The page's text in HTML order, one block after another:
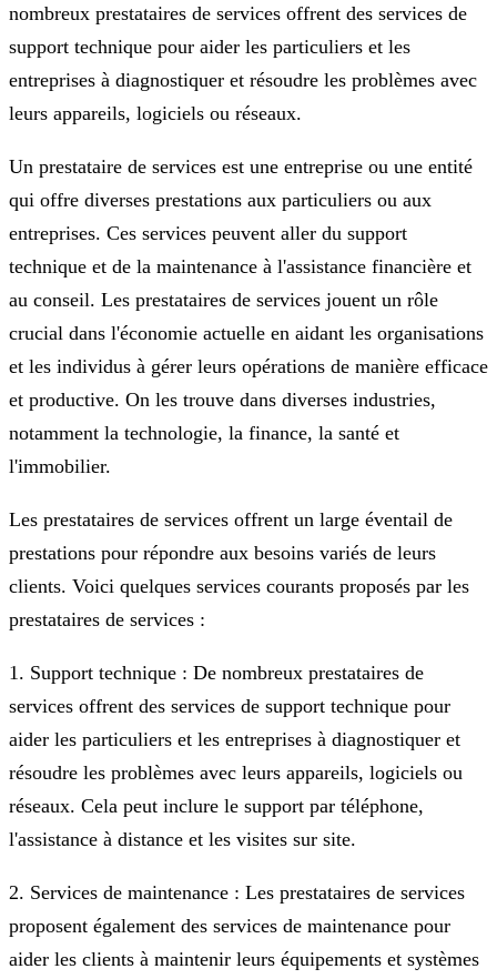
nombreux prestataires de services offrent des services de
support technique pour aider les particuliers et les
entreprises à diagnostiquer et résoudre les problèmes avec
leurs appareils, logiciels ou réseaux.
Un prestataire de services est une entreprise ou une entité
qui offre diverses prestations aux particuliers ou aux
entreprises. Ces services peuvent aller du support
technique et de la maintenance à l'assistance financière et
au conseil. Les prestataires de services jouent un rôle
crucial dans l'économie actuelle en aidant les organisations
et les individus à gérer leurs opérations de manière efficace
et productive. On les trouve dans diverses industries,
notamment la technologie, la finance, la santé et
l'immobilier.
Les prestataires de services offrent un large éventail de
prestations pour répondre aux besoins variés de leurs
clients. Voici quelques services courants proposés par les
prestataires de services :
1. Support technique : De nombreux prestataires de
services offrent des services de support technique pour
aider les particuliers et les entreprises à diagnostiquer et
résoudre les problèmes avec leurs appareils, logiciels ou
réseaux. Cela peut inclure le support par téléphone,
l'assistance à distance et les visites sur site.
2. Services de maintenance : Les prestataires de services
proposent également des services de maintenance pour
aider les clients à maintenir leurs équipements et systèmes